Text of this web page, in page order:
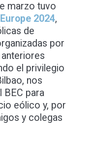
marzo tuvo
2024,
de
por
el privilegio
nos
BEC para
eólico y, por
y colegas